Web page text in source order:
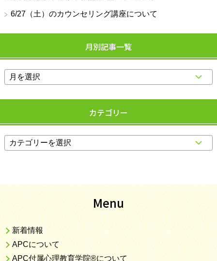
6/27（土）のカウンセリング講座について
月別記事一覧
カテゴリー
Menu
新着情報
APCについて
APC付属心理教育学院®について